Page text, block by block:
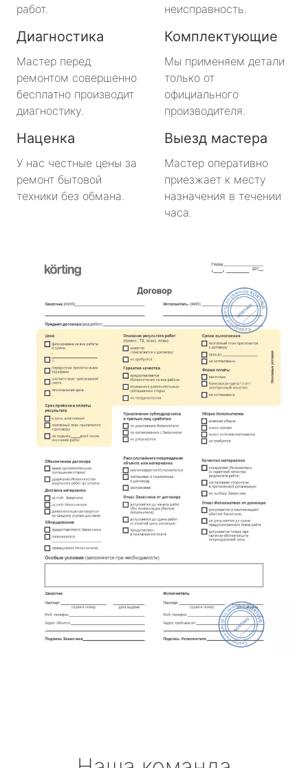
работ.
неисправность.
Диагностика
Мастер перед
ремонтом совершенно
бесплатно производит
диагностику.
Комплектующие
Мы применяем детали
только от
официального
производителя.
Наценка
У нас честные цены за
ремонт бытовой
техники без обмана.
Выезд мастера
Мастер оперативно
приезжает к месту
назначения в течении
часа.